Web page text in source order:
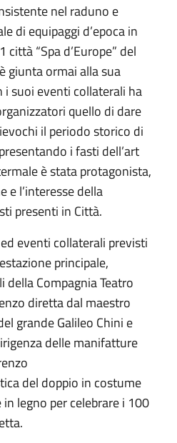
nel raduno e
di equipaggi d’epoca in
“Spa d’Europe” del
giunta ormai alla sua
i suoi eventi collaterali ha
quello di dare
il periodo storico di
i fasti dell’art
è stata protagonista,
e l’interesse della
presenti in Città.
eventi collaterali previsti
principale,
della Compagnia Teatro
diretta dal maestro
grande Galileo Chini e
delle manifatture
del doppio in costume
in legno per celebrare i 100